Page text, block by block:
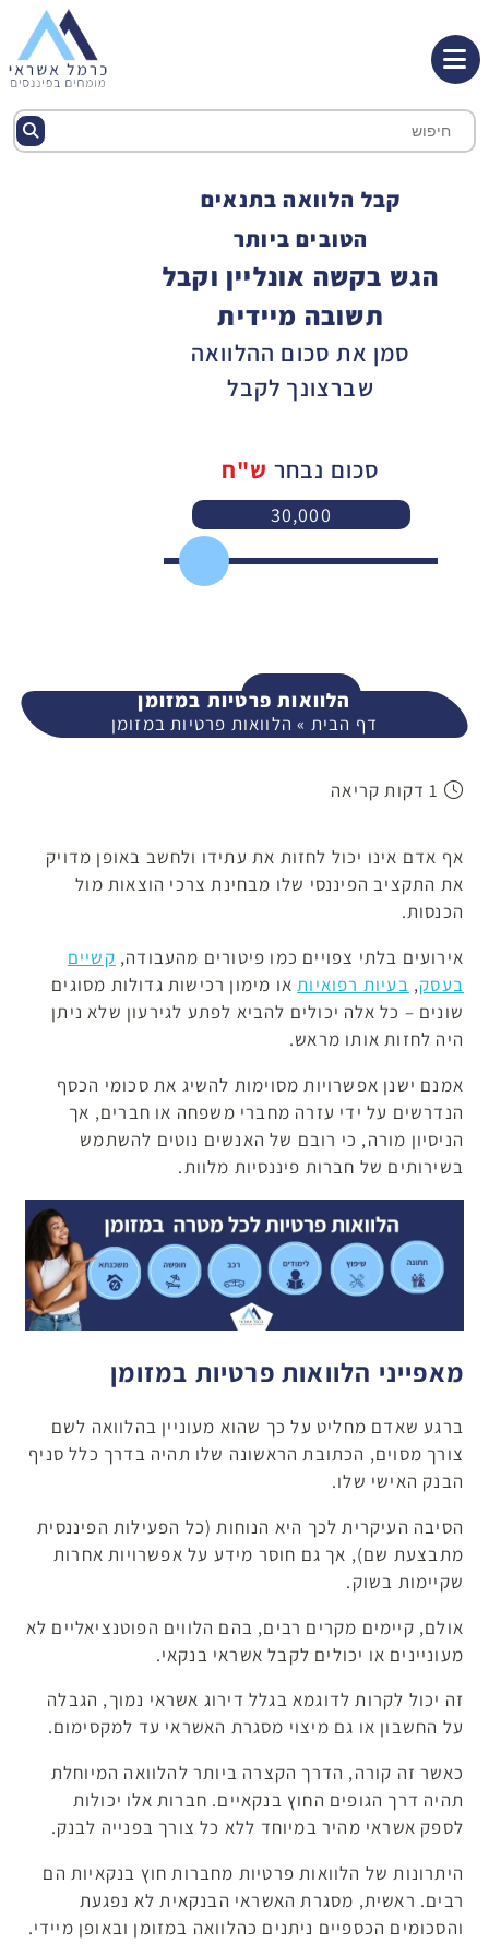
קבל הלוואה בתנאים
הטובים ביותר
הגש בקשה אונליין וקבל
תשובה מיידית
סמן את סכום ההלוואה
שברצונך לקבל
סכום נבחר ש"ח
30,000
המשך
הלוואות פרטיות במזומן
דף הבית »הלוואות פרטיות במזומן
אף אדם אינו יכול לחזות את עתידו ולחשב באופן מדויק
את התקציב הפיננסי שלו מבחינת צרכי הוצאות מול
הכנסות.
אירועים בלתי צפויים כמו פיטורים מהעבודה, קשיים
בעסק, בעיות רפואיותאו מימון רכישות גדולות מסוגים
שונים – כל אלה יכולים להביא לפתע לגירעון שלא ניתן
היה לחזות אותו מראש.
אמנם ישנן אפשרויות מסוימות להשיג את סכומי הכסף
הנדרשים על ידי עזרה מחברי משפחה או חברים, אך
הניסיון מורה, כי רובם של האנשים נוטים להשתמש
בשירותים של חברות פיננסיות מלוות.
מאפייני הלוואות פרטיות במזומן
ברגע שאדם מחליט על כך שהוא מעוניין בהלוואה לשם
צורך מסוים, הכתובת הראשונה שלו תהיה בדרך כלל סניף
הבנק האישי שלו.
הסיבה העיקרית לכך היא הנוחות (כל הפעילות הפיננסית
מתבצעת שם), אך גם חוסר מידע על אפשרויות אחרות
שקיימות בשוק.
אולם, קיימים מקרים רבים, בהם הלווים הפוטנציאליים לא
מעוניינים או יכולים לקבל אשראי בנקאי.
זה יכול לקרות לדוגמא בגלל דירוג אשראי נמוך, הגבלה
על החשבון או גם מיצוי מסגרת האשראי עד למקסימום.
כאשר זה קורה, הדרך הקצרה ביותר להלוואה המיוחלת
תהיה דרך הגופים החוץ בנקאיים. חברות אלו יכולות
לספק אשראי מהיר במיוחד ללא כל צורך בפנייה לבנק.
היתרונות של הלוואות פרטיות מחברות חוץ בנקאיות הם
רבים. ראשית, מסגרת האשראי הבנקאית לא נפגעת
והסכומים הכספיים ניתנים כהלוואה במזומן ובאופן מיידי.